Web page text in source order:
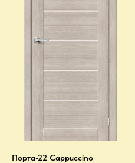
Порта-22 Cappuccino